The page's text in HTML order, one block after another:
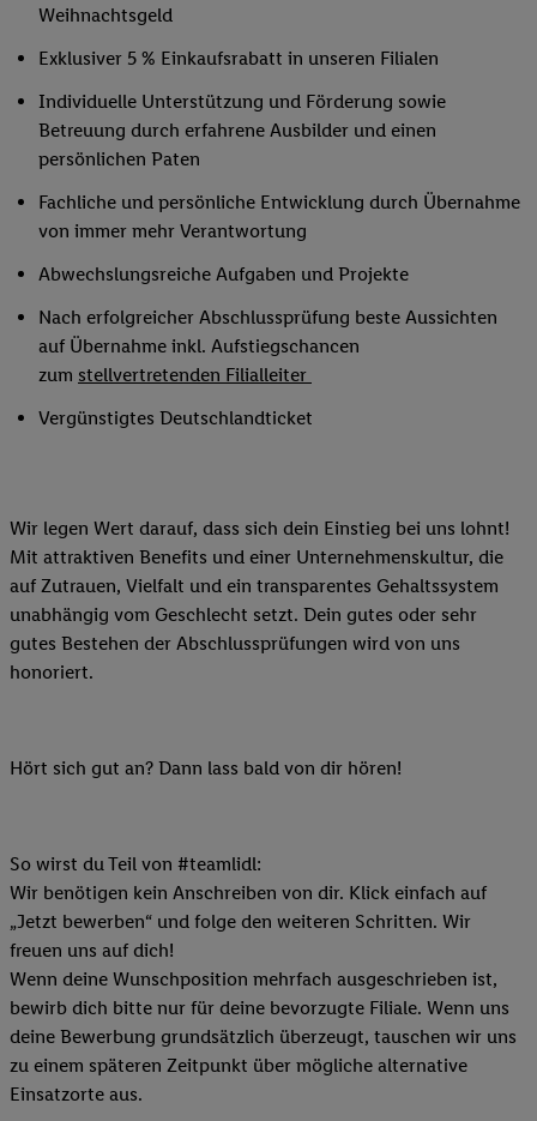
Weihnachtsgeld
Exklusiver 5 % Einkaufsrabatt in unseren Filialen
Individuelle Unterstützung und Förderung sowie
Betreuung durch erfahrene Ausbilder und einen
persönlichen Paten
Fachliche und persönliche Entwicklung durch Übernahme
von immer mehr Verantwortung
Abwechslungsreiche Aufgaben und Projekte
Nach erfolgreicher Abschlussprüfung beste Aussichten
auf Übernahme inkl. Aufstiegschancen
zum stellvertretenden Filialleiter
Vergünstigtes Deutschlandticket
Wir legen Wert darauf, dass sich dein Einstieg bei uns lohnt!
Mit attraktiven Benefits und einer Unternehmenskultur, die
auf Zutrauen, Vielfalt und ein transparentes Gehaltssystem
unabhängig vom Geschlecht setzt. Dein gutes oder sehr
gutes Bestehen der Abschlussprüfungen wird von uns
honoriert.
Hört sich gut an? Dann lass bald von dir hören!
So wirst du Teil von #teamlidl:
Wir benötigen kein Anschreiben von dir. Klick einfach auf
„Jetzt bewerben“ und folge den weiteren Schritten. Wir
freuen uns auf dich!
Wenn deine Wunschposition mehrfach ausgeschrieben ist,
bewirb dich bitte nur für deine bevorzugte Filiale. Wenn uns
deine Bewerbung grundsätzlich überzeugt, tauschen wir uns
zu einem späteren Zeitpunkt über mögliche alternative
Einsatzorte aus.